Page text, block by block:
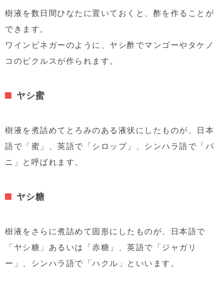
樹液を数日間ひなたに置いておくと、酢を作ることが
できます。
ワインビネガーのように、ヤシ酢でマンゴーやタケノ
コのピクルスが作られます。
ヤシ蜜
樹液を煮詰めてとろみのある液状にしたものが、日本
語で「蜜」、英語で「シロップ」、シンハラ語で「パ
ニ」と呼ばれます。
ヤシ糖
樹液をさらに煮詰めて固形にしたものが、日本語で
「ヤシ糖」あるいは「赤糖」、英語で「ジャガリ
ー」、シンハラ語で「ハクル」といいます。